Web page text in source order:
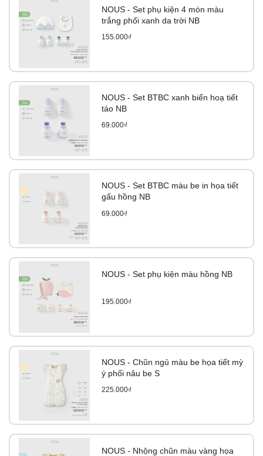
NOUS - Set phụ kiện 4 món màu
trắng phối xanh da trời NB
155.000₫
NOUS - Set BTBC xanh biển hoạ tiết
táo NB
69.000₫
NOUS - Set BTBC màu be in họa tiết
gấu hồng NB
69.000₫
NOUS - Set phụ kiện màu hồng NB
195.000₫
NOUS - Chũn ngủ màu be họa tiết mỳ
ý phối nâu be S
225.000₫
NOUS - Nhộng chũn màu vàng họa